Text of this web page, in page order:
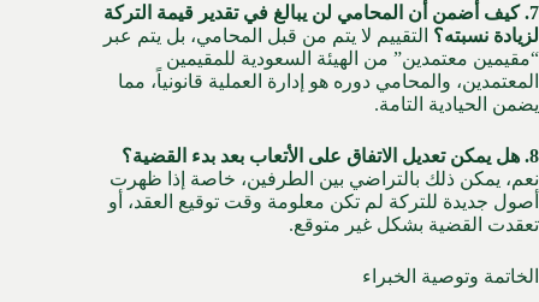
7. كيف أضمن أن المحامي لن يبالغ في تقدير قيمة التركة
لزيادة نسبته؟ التقييم لا يتم من قبل المحامي، بل يتم عبر
“مقيمين معتمدين” من الهيئة السعودية للمقيمين
المعتمدين، والمحامي دوره هو إدارة العملية قانونياً، مما
يضمن الحيادية التامة.
8. هل يمكن تعديل الاتفاق على الأتعاب بعد بدء القضية؟
نعم، يمكن ذلك بالتراضي بين الطرفين، خاصة إذا ظهرت
أصول جديدة للتركة لم تكن معلومة وقت توقيع العقد، أو
تعقدت القضية بشكل غير متوقع.
الخاتمة وتوصية الخبراء